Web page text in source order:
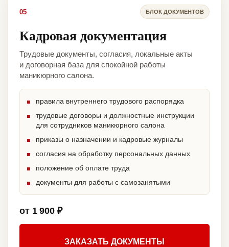
05 БЛОК ДОКУМЕНТОВ
Кадровая документация
Трудовые документы, согласия, локальные акты
и договорная база для спокойной работы
маникюрного салона.
правила внутреннего трудового распорядка
трудовые договоры и должностные инструкции
для сотрудников маникюрного салона
приказы о назначении и кадровые журналы
согласия на обработку персональных данных
положение об оплате труда
документы для работы с самозанятыми
от 1 900 ₽
ЗАКАЗАТЬ ДОКУМЕНТЫ